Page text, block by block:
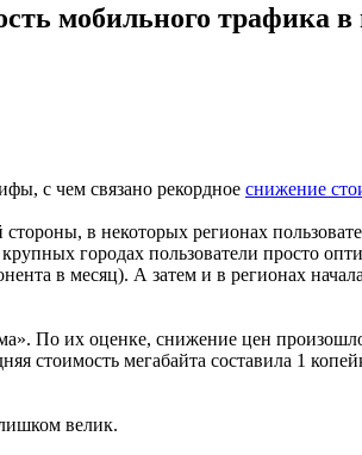
мобильного трафика в
с чем связано рекордное снижение
в некоторых регионах
городах пользователи просто
в месяц). А затем и в регионах
По их оценке, снижение цен
стоимость мегабайта составила 1
велик.